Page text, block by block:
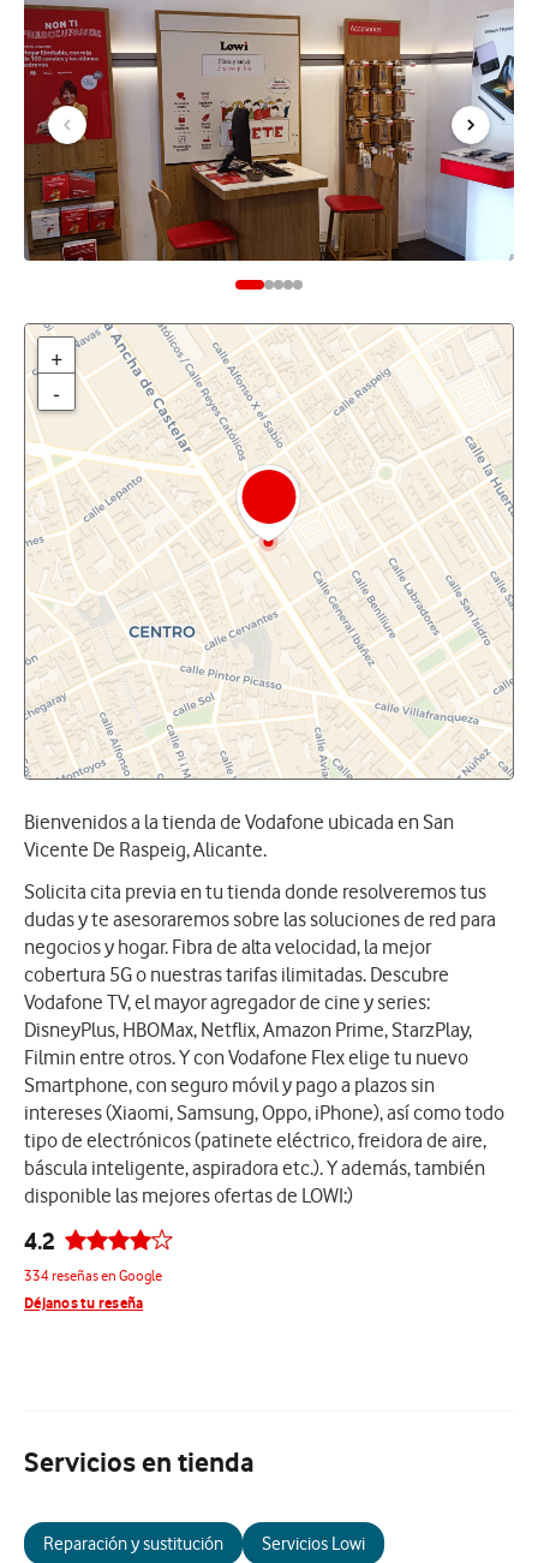
+
-
Bienvenidos a la tienda de Vodafone ubicada en San
Vicente De Raspeig, Alicante.
Solicita cita previa en tu tienda donde resolveremos tus
dudas y te asesoraremos sobre las soluciones de red para
negocios y hogar. Fibra de alta velocidad, la mejor
cobertura 5G o nuestras tarifas ilimitadas. Descubre
Vodafone TV, el mayor agregador de cine y series:
DisneyPlus, HBOMax, Netflix, Amazon Prime, StarzPlay,
Filmin entre otros. Y con Vodafone Flex elige tu nuevo
Smartphone, con seguro móvil y pago a plazos sin
intereses (Xiaomi, Samsung, Oppo, iPhone), así como todo
tipo de electrónicos (patinete eléctrico, freidora de aire,
báscula inteligente, aspiradora etc.). Y además, también
disponible las mejores ofertas de LOWI:)
4.2
334 reseñas en Google
Déjanos tu reseña
Servicios en tienda
Reparación y sustitución Servicios Lowi